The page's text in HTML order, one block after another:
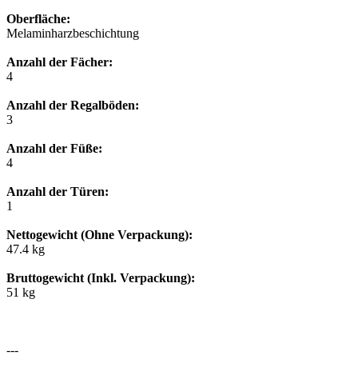
Oberfläche:
Melaminharzbeschichtung
Anzahl der Fächer:
4
Anzahl der Regalböden:
3
Anzahl der Füße:
4
Anzahl der Türen:
1
Nettogewicht (Ohne Verpackung):
47.4 kg
Bruttogewicht (Inkl. Verpackung):
51 kg
---